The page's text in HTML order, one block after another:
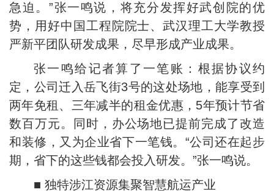
急迫。”张一鸣说，将充分发挥好武创院的优
势，用好中国工程院院士、武汉理工大学教授
严新平团队研发成果，尽早形成产业成果。
张一鸣给记者算了一笔账：根据协议约
定，公司迁入岳飞街3号的这处场地，能享受到
两年免租、三年减半的租金优惠，5年预计节省
数百万元。同时，办公场地已提前完成了改造
和装修，又为企业省下一笔钱。“公司还在起步
期，省下的这些钱都会投入研发。”张一鸣说。
■ 独特涉江资源集聚智慧航运产业